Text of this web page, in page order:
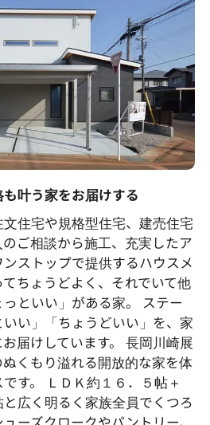
叶う家をお届けする
住宅や規格型住宅、建売住宅
ご相談から施工、充実したア
ストップで提供するハウスメ
ちょうどよく、それでいて他
といい」がある家。 ステー
い」「ちょうどいい」を、家
届けしています。 長岡川崎展
くもり溢れる開放的な家を体
す。 ＬＤＫ約１６．５帖＋
広く明るく家族全員でくつろ